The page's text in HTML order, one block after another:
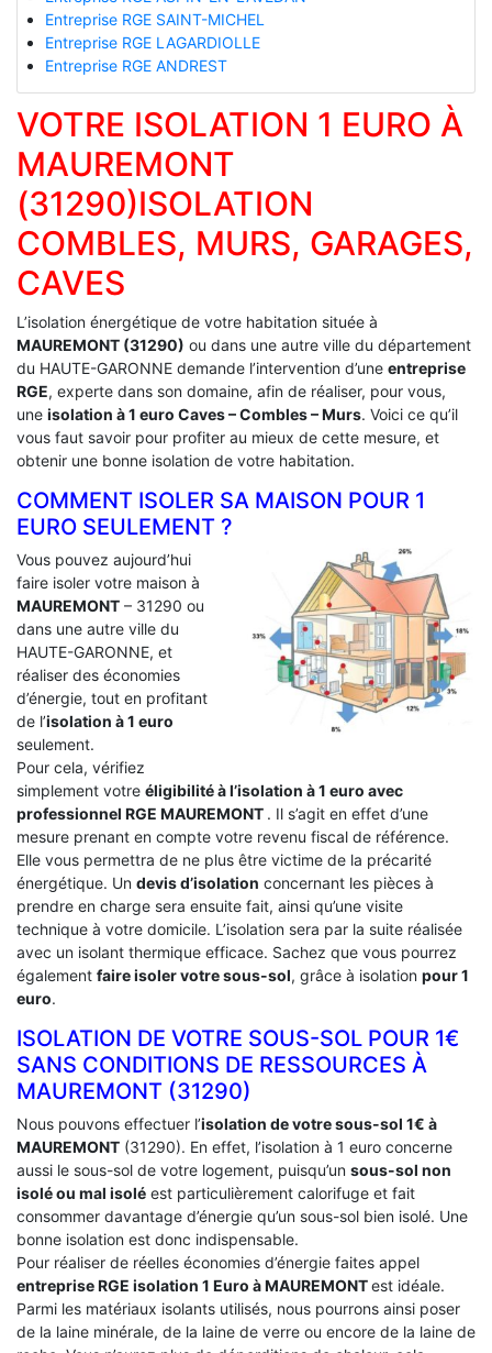
Entreprise RGE SAINT-MICHEL
Entreprise RGE LAGARDIOLLE
Entreprise RGE ANDREST
VOTRE ISOLATION 1 EURO À
MAUREMONT
(31290)ISOLATION
COMBLES, MURS, GARAGES,
CAVES
L’isolation énergétique de votre habitation située à
MAUREMONT (31290) ou dans une autre ville du département
du HAUTE-GARONNE demande l’intervention d’une entreprise
RGE, experte dans son domaine, afin de réaliser, pour vous,
une isolation à 1 euro Caves – Combles – Murs. Voici ce qu’il
vous faut savoir pour profiter au mieux de cette mesure, et
obtenir une bonne isolation de votre habitation.
COMMENT ISOLER SA MAISON POUR 1
EURO SEULEMENT ?
Vous pouvez aujourd’hui
faire isoler votre maison à
MAUREMONT – 31290 ou
dans une autre ville du
HAUTE-GARONNE, et
réaliser des économies
d’énergie, tout en profitant
de l’isolation à 1 euro
seulement.
Pour cela, vérifiez
simplement votre éligibilité à l’isolation à 1 euro avec
professionnel RGE MAUREMONT . Il s’agit en effet d’une
mesure prenant en compte votre revenu fiscal de référence.
Elle vous permettra de ne plus être victime de la précarité
énergétique. Un devis d’isolation concernant les pièces à
prendre en charge sera ensuite fait, ainsi qu’une visite
technique à votre domicile. L’isolation sera par la suite réalisée
avec un isolant thermique efficace. Sachez que vous pourrez
également faire isoler votre sous-sol, grâce à isolation pour 1
euro.
ISOLATION DE VOTRE SOUS-SOL POUR 1€
SANS CONDITIONS DE RESSOURCES À
‎MAUREMONT (31290)
Nous pouvons effectuer l’isolation de votre sous-sol 1€ à
MAUREMONT (31290). En effet, l’isolation à 1 euro concerne
aussi le sous-sol de votre logement, puisqu’un sous-sol non
isolé ou mal isolé est particulièrement calorifuge et fait
consommer davantage d’énergie qu’un sous-sol bien isolé. Une
bonne isolation est donc indispensable.
Pour réaliser de réelles économies d’énergie faites appel
entreprise RGE isolation 1 Euro à MAUREMONTest idéale.
Parmi les matériaux isolants utilisés, nous pourrons ainsi poser
de la laine minérale, de la laine de verre ou encore de la laine de